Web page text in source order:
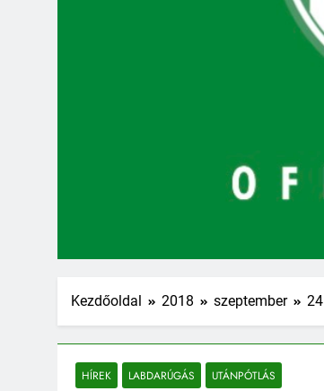
Kezdőoldal 2018 szeptember 24
HÍREK LABDARÚGÁS UTÁNPÓTLÁS